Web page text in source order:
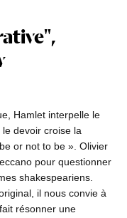
Hamlet interpelle le
devoir croise la
or not to be ». Olivier
pour questionner
shakespeariens.
il nous convie à
résonner une